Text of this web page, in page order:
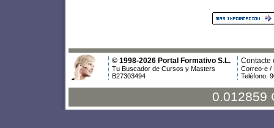
© 1998-2026 Portal Formativo S.L.
Tu Buscador de Cursos y Masters
B27303494
Contacte
Correo-e /
Teléfono:
0.012859